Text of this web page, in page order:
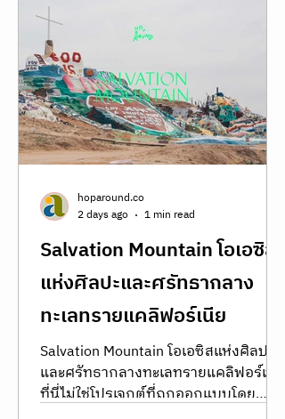
Salvation Mountain โอเอซิส
แห่งศิลปะและศรัทธากลาง
ทะเลทรายแคลิฟอร์เนีย
hoparound.co
2 days ago
1 min read